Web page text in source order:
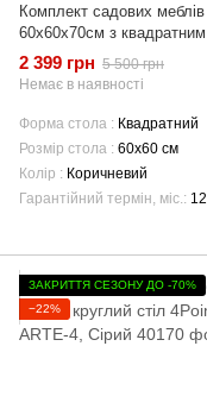
Комплект садових меблів
60х60х70см з квадратним
столом 4Points Grado-2,
Коричневий
2 399 грн 5 500 грн
Немає в наявності
Форма стола
Квадратний
Розмір стола
60х60 см
Колір
Коричневий
Гарантійний термін, міс.
12
ЗАКРИТТЯ СЕЗОНУ ДО -70%
−22%